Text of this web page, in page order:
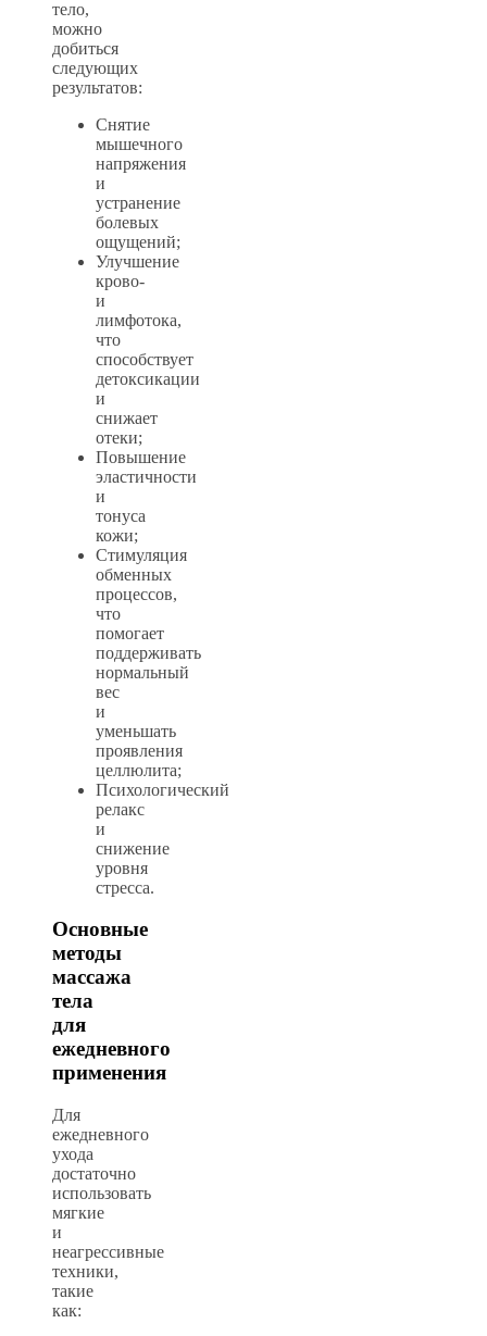
тело,
можно
добиться
следующих
результатов:
Снятие
мышечного
напряжения
и
устранение
болевых
ощущений;
Улучшение
крово-
и
лимфотока,
что
способствует
детоксикации
и
снижает
отеки;
Повышение
эластичности
и
тонуса
кожи;
Стимуляция
обменных
процессов,
что
помогает
поддерживать
нормальный
вес
и
уменьшать
проявления
целлюлита;
Психологический
релакс
и
снижение
уровня
стресса.
Основные
методы
массажа
тела
для
ежедневного
применения
Для
ежедневного
ухода
достаточно
использовать
мягкие
и
неагрессивные
техники,
такие
как: